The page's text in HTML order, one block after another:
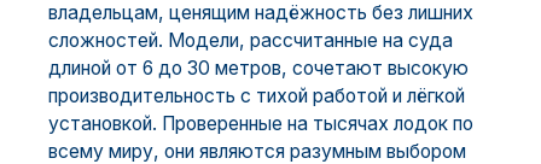
владельцам, ценящим надёжность без лишних
сложностей. Модели, рассчитанные на суда
длиной от 6 до 30 метров, сочетают высокую
производительность с тихой работой и лёгкой
установкой. Проверенные на тысячах лодок по
всему миру, они являются разумным выбором